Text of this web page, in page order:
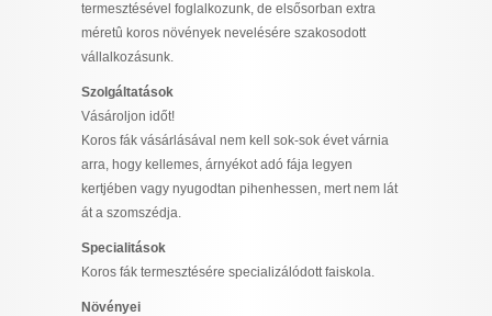
Data Deletion Data Access Privacy Policy
termesztésével foglalkozunk, de elsősorban extra
méretû koros növények nevelésére szakosodott
vállalkozásunk.
Szolgáltatások
Vásároljon időt!
Koros fák vásárlásával nem kell sok-sok évet várnia
arra, hogy kellemes, árnyékot adó fája legyen
kertjében vagy nyugodtan pihenhessen, mert nem lát
át a szomszédja.
Specialitások
Koros fák termesztésére specializálódott faiskola.
Növényei